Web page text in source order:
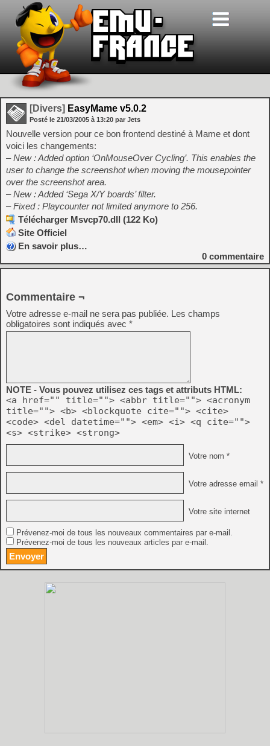
[Divers] EasyMame v5.0.2
Posté le 21/03/2005 à 13:20 par Jets
Nouvelle version pour ce bon frontend destiné à Mame et dont
voici les changements:
– New : Added option ‘OnMouseOver Cycling’. This enables the
user to change the screenshot when moving the mousepointer
over the screenshot area.
– New : Added ‘Sega X/Y boards’ filter.
– Fixed : Playcounter not limited anymore to 256.
Télécharger Msvcp70.dll (122 Ko)
Site Officiel
En savoir plus…
0 commentaire
Commentaire ¬
Votre adresse e-mail ne sera pas publiée. Les champs
obligatoires sont indiqués avec *
NOTE - Vous pouvez utilisez ces tags et attributs HTML:
<a href="" title=""> <abbr title=""> <acronym
title=""> <b> <blockquote cite=""> <cite>
<code> <del datetime=""> <em> <i> <q cite="">
<s> <strike> <strong>
Votre nom *
Votre adresse email *
Votre site internet
Prévenez-moi de tous les nouveaux commentaires par e-mail.
Prévenez-moi de tous les nouveaux articles par e-mail.